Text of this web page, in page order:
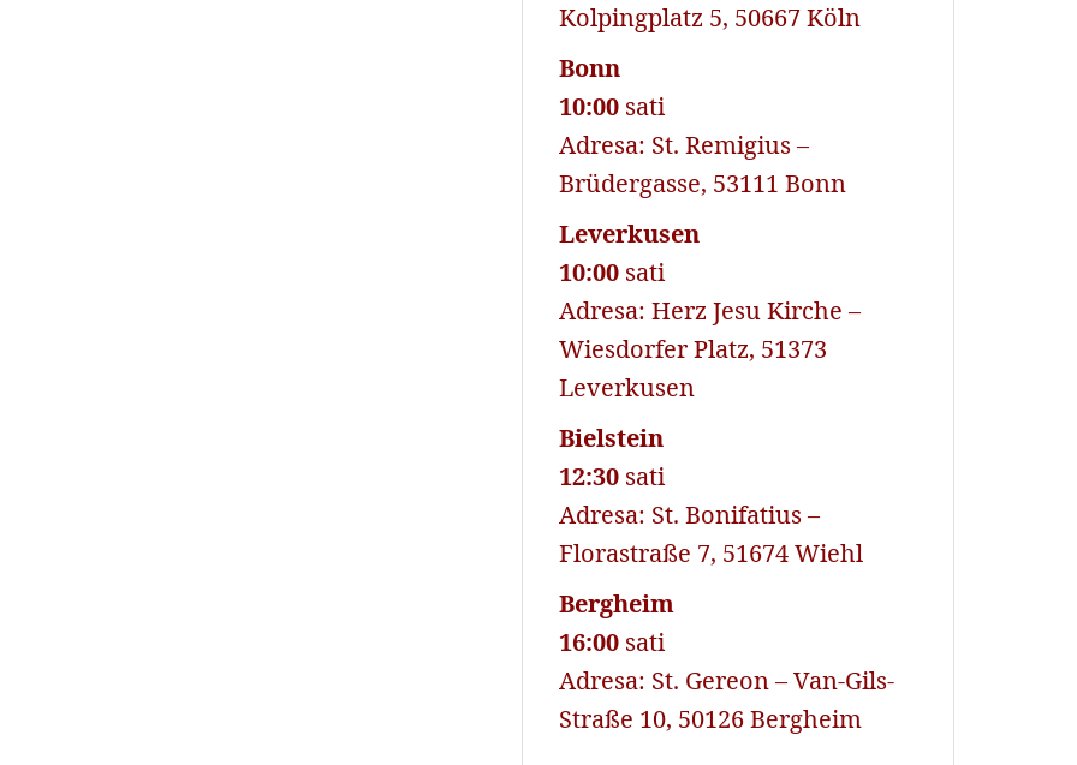
Kolpingplatz 5, 50667 Köln
Bonn
10:00 sati
Adresa: St. Remigius –
Brüdergasse, 53111 Bonn
Leverkusen
10:00 sati
Adresa: Herz Jesu Kirche –
Wiesdorfer Platz, 51373
Leverkusen
Bielstein
12:30 sati
Adresa: St. Bonifatius –
Florastraße 7, 51674 Wiehl
Bergheim
16:00 sati
Adresa: St. Gereon – Van-Gils-
Straße 10, 50126 Bergheim